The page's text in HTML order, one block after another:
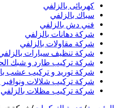
كهربائى بالزلفي
سباك بالزلفي
فني دش بالزلفي
شركة دهانات بالزلفي
شركة مقاولات بالزلفي
شركة تنظيف سيارات
شركة تركيب طارد و شبك
شركة توريد و تركيب عشب
شركة تركيب شلالات ونوافير
شركة تركيب مظلات بالزلفي